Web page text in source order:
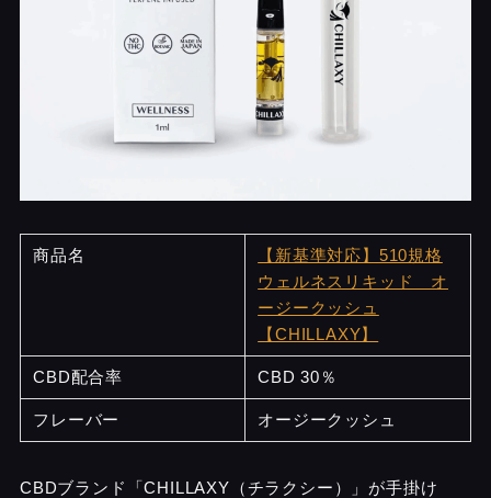
商品名
【新基準対応】510規格
ウェルネスリキッド オ
ージークッシュ
【CHILLAXY】
CBD配合率 CBD 30％
フレーバー オージークッシュ
CBDブランド「CHILLAXY（チラクシー）」が手掛け